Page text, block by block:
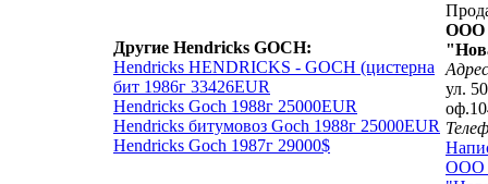
Другие Hendricks GOCH:
Hendricks HENDRICKS - GOCH (цистерна
бит 1986г 33426EUR
Hendricks Goch 1988г 25000EUR
Hendricks битумовоз Goch 1988г 25000EUR
Hendricks Goch 1987г 29000$
ООО
ул.
ООО